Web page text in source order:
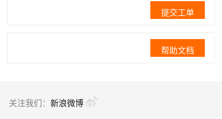
提交工单
帮助文档